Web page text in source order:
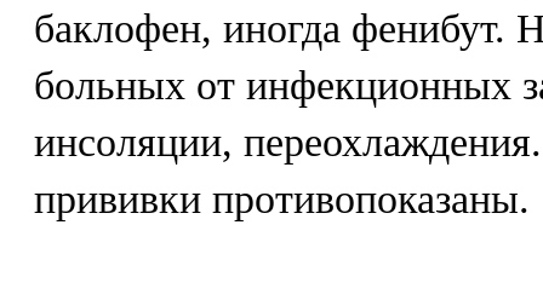
баклофен, иногда фенибут.
больных от инфекционных
инсоляции,
прививки противопоказаны.